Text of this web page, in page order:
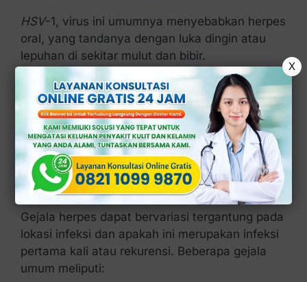
HSV-1, virus ini umumnya menyebabkan herpes
oral, yang tandanya dengan luka dingin atau
lepuhan di sekitar mulut dan bibir.
Namun,HSV-1 juga dapat menyebabkan herpes
genital melalui kontak oral genital.
HSV-2, virus ini biasanya menyebabkan herpes
genital, yang tandanya dengan luka atau
lepuhan di area genital atau rektal. HSV-2 lebih
jarang menginfeksi area mulut.
Gejala herpes dapat bervariasi tergantung pada
lokasi infeksi dan apakah ini merupakan infeksi
pertama kali atau rekurensi. Beberapa gejala
umum meliputi:
X